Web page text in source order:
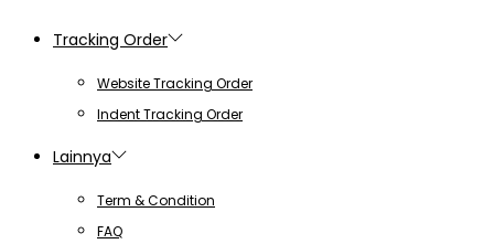
Tracking Order
Website Tracking Order
Indent Tracking Order
Lainnya
Term & Condition
FAQ